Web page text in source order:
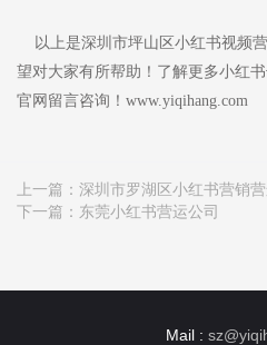
以上是深圳市坪山区小红书视频
望对大家有所帮助！了解更多小红
官网留言咨询！www.yiqihang.com
上一篇： 深圳市罗湖区小红书营销
下一篇： 东莞小红书营运公司
Mail :